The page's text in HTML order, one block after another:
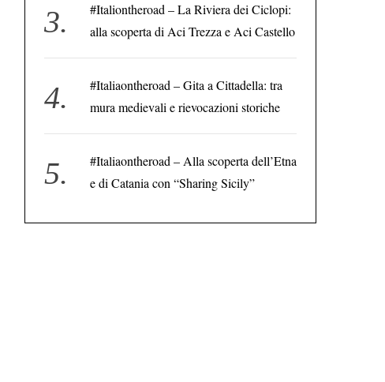
#Italiontheroad – La Riviera dei Ciclopi:
alla scoperta di Aci Trezza e Aci Castello
#Italiaontheroad – Gita a Cittadella: tra
mura medievali e rievocazioni storiche
#Italiaontheroad – Alla scoperta dell’Etna
e di Catania con “Sharing Sicily”